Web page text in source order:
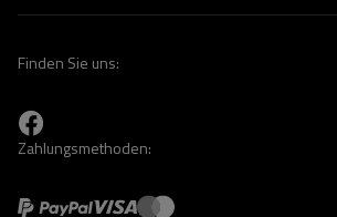
Finden Sie uns:
Zahlungsmethoden: